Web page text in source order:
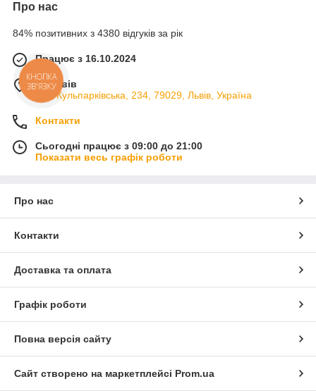
Про нас
84% позитивних з 4380 відгуків за рік
Працює з 16.10.2024
м. Львів
вул. Кульпарківська, 234, 79029, Львів, Україна
Контакти
Сьогодні працює з 09:00 до 21:00
Показати весь графік роботи
Про нас
Контакти
Доставка та оплата
Графік роботи
Повна версія сайту
Сайт створено на маркетплейсі Prom.ua
КНОПКА
ЗВ'ЯЗКУ